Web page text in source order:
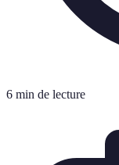
6 min de lecture